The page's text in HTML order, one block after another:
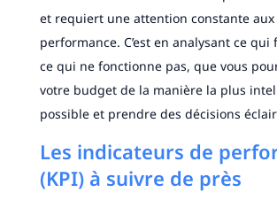
et requiert une attention constante aux
performance. C’est en analysant ce
ce qui ne fonctionne pas, que vous
votre budget de la manière la plus
possible et prendre des décisions
Les indicateurs de
(KPI) à suivre de près